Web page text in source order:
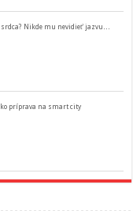
Nikde mu nevidieť jazvu…
príprava na smart city